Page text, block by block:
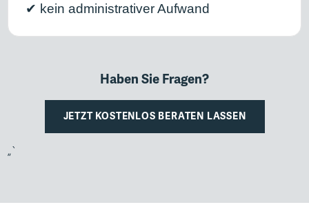
✔ kein administrativer Aufwand
Haben Sie Fragen?
JETZT KOSTENLOS BERATEN LASSEN
„`